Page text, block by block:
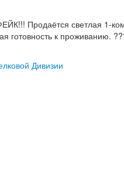
Продаётся светлая 1-
готовность к проживанию.
Дивизии